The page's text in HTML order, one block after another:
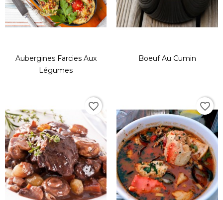
Aubergines Farcies Aux
Légumes
Boeuf Au Cumin
favorite_border favorite_border